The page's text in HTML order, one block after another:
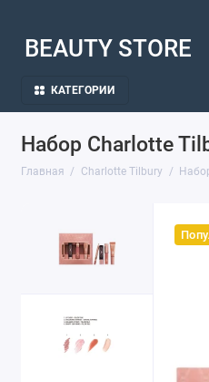
BEAUTY STORE
КАТЕГОРИИ
Набор Charlotte
Главная Charlotte Tilbury